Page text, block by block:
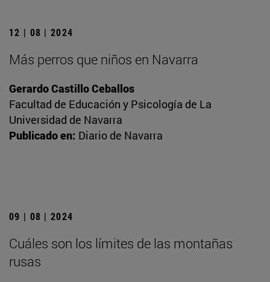
12 | 08 | 2024
Más perros que niños en Navarra
Gerardo Castillo Ceballos
Facultad de Educación y Psicología de La
Universidad de Navarra
Publicado en: Diario de Navarra
09 | 08 | 2024
Cuáles son los límites de las montañas
rusas